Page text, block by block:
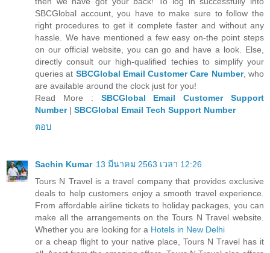
SBCGlobal account, you have to make sure to follow the
right procedures to get it complete faster and without any
hassle. We have mentioned a few easy on-the point steps
on our official website, you can go and have a look. Else,
directly consult our high-qualified techies to simplify your
queries at SBCGlobal Email Customer Care Number, who
are available around the clock just for you!
Read More : SBCGlobal Email Customer Support
Number| SBCGlobal Email Tech Support Number
ตอบ
Sachin Kumar 13 มีนาคม 2563 เวลา 12:26
Tours N Travel is a travel company that provides exclusive
deals to help customers enjoy a smooth travel experience.
From affordable airline tickets to holiday packages, you can
make all the arrangements on the Tours N Travel website.
Whether you are looking for a Hotels in New Delhi
or a cheap flight to your native place, Tours N Travel has it